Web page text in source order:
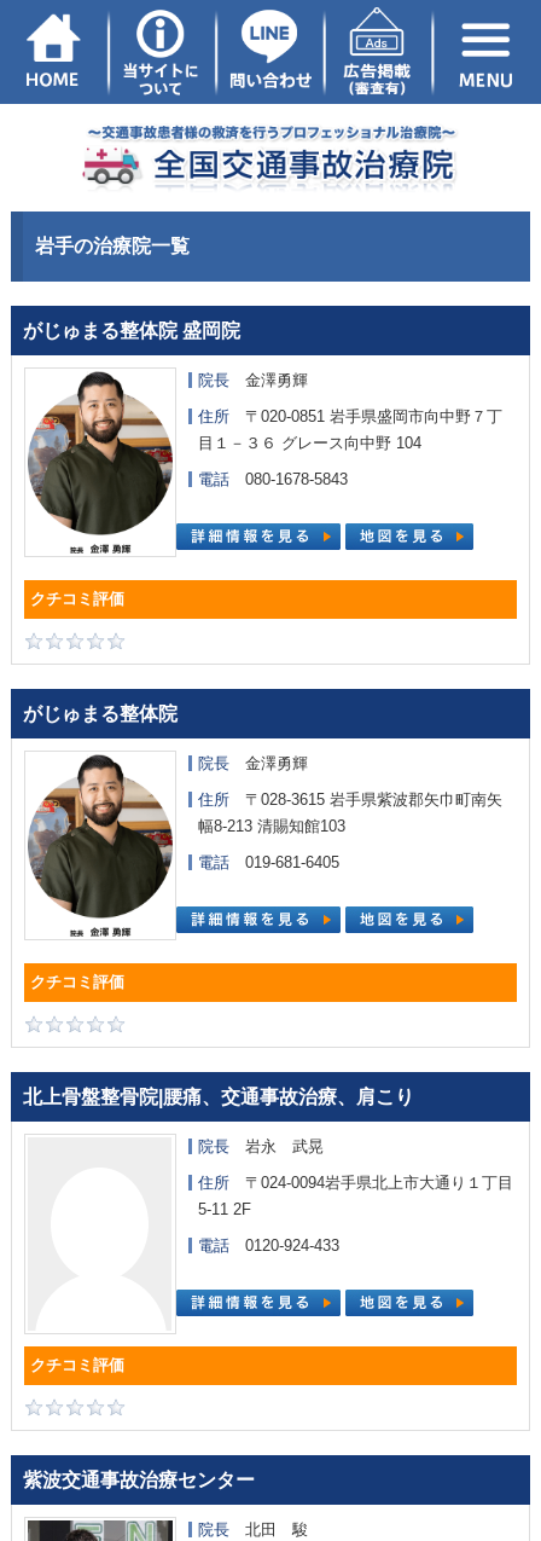
岩手の治療院一覧
がじゅまる整体院 盛岡院
院長金澤勇輝
住所〒020-0851 岩手県盛岡市向中野７丁
目１－３６ グレース向中野 104
電話080-1678-5843
がじゅまる整体院
院長金澤勇輝
住所〒028-3615 岩手県紫波郡矢巾町南矢
幅8-213 清賜知館103
電話019-681-6405
北上骨盤整骨院|腰痛、交通事故治療、肩こり
院長岩永 武晃
住所〒024-0094岩手県北上市大通り１丁目
5-11 2F
電話0120-924-433
紫波交通事故治療センター
院長北田 駿